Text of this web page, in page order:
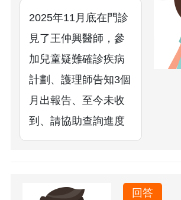
2025年11月底在門診
見了王仲興醫師，參
加兒童疑難確診疾病
計劃、護理師告知3個
月出報告、至今未收
到、請協助查詢進度
回答